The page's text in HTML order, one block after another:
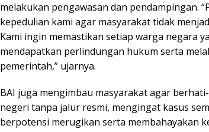
melakukan pengawasan dan pendampingan.
kepedulian kami agar masyarakat tidak
Kami ingin memastikan setiap warga negara
mendapatkan perlindungan hukum serta
pemerintah,” ujarnya.
BAI juga mengimbau masyarakat agar
negeri tanpa jalur resmi, mengingat kasus
berpotensi merugikan serta membahayakan